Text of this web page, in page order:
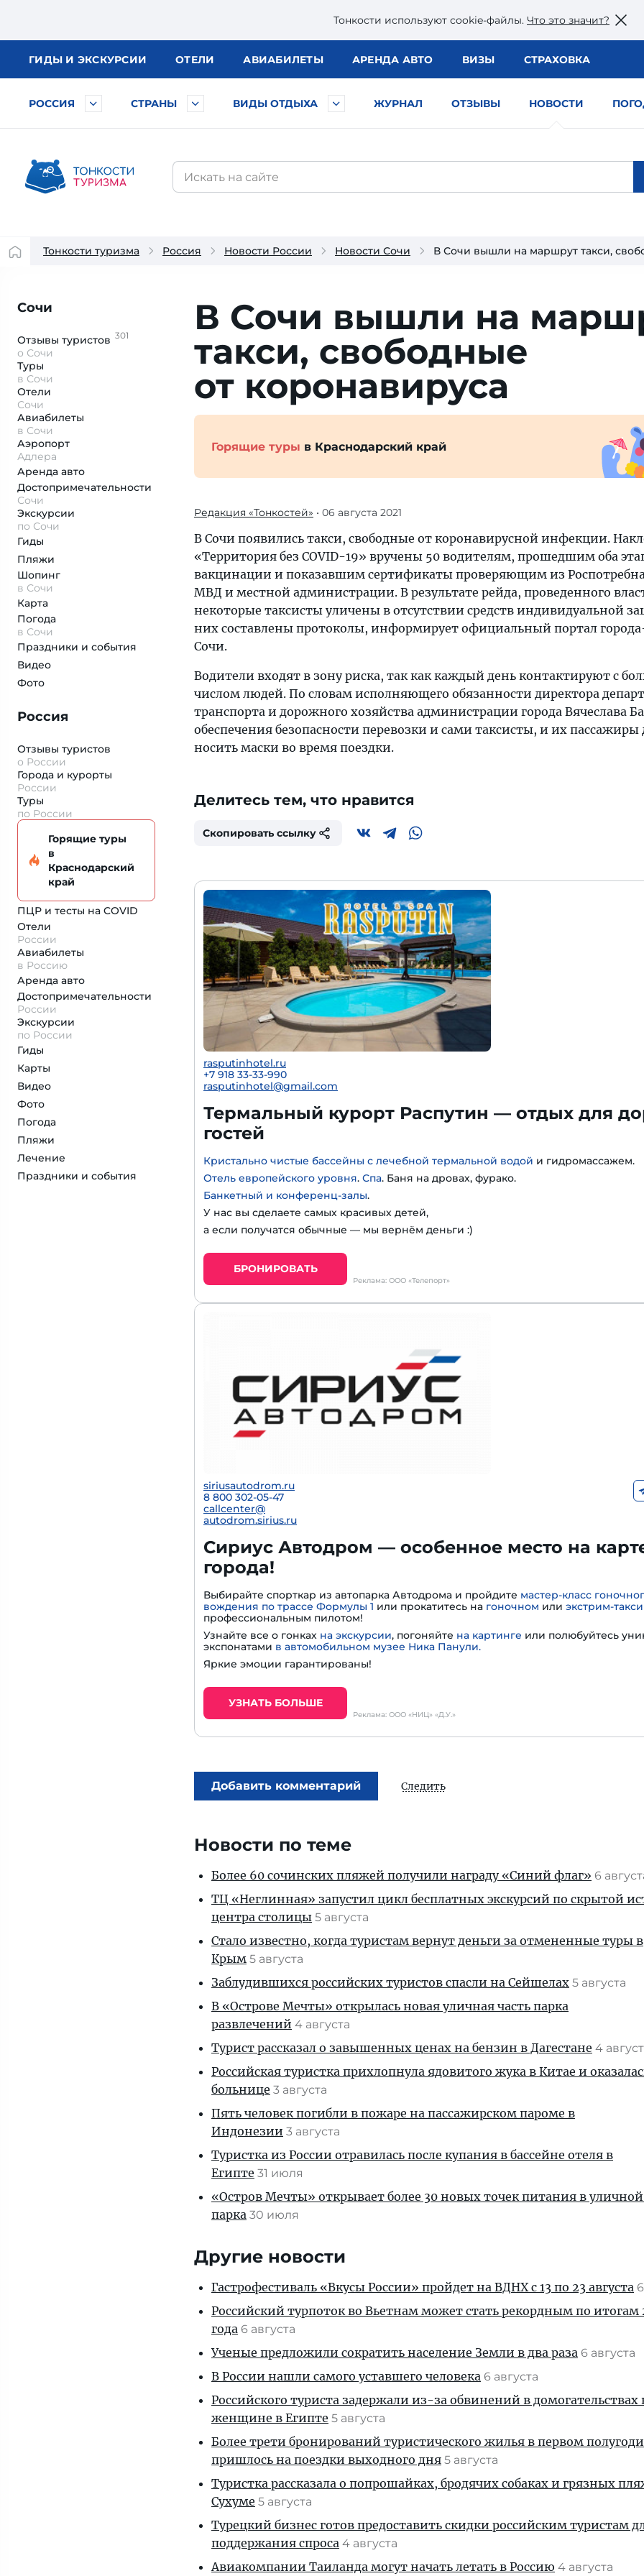
Тонкости используют сookie-файлы. Что это значит?
ГИДЫ И ЭКСКУРСИИ ОТЕЛИ АВИАБИЛЕТЫ АРЕНДА АВТО ВИЗЫ СТРАХОВКА
РОССИЯ СТРАНЫ ВИДЫ ОТДЫХА ЖУРНАЛ ОТЗЫВЫ НОВОСТИ
Тонкости туризма Россия Новости России Новости Сочи В Сочи вышли на маршрут такси,
Сочи
Отзывы туристов 301
о Сочи
Туры
в Сочи
Отели
Сочи
Авиабилеты
в Сочи
Аэропорт
Адлера
Аренда авто
Достопримеча­тельности
Сочи
Экскурсии
по Сочи
Гиды
Пляжи
Шопинг
в Сочи
Карта
Погода
в Сочи
Праздники и события
Видео
Фото
Россия
Отзывы туристов
о России
Города и курорты
России
Туры
по России
Горящие туры
в
Краснодарский
край
ПЦР и тесты на COVID
Отели
России
Авиабилеты
в Россию
Аренда авто
Достопримеча­тельности
России
Экскурсии
по России
Гиды
Карты
Видео
Фото
Погода
Пляжи
Лечение
Праздники и события
В Сочи вышли на
такси, свободные
от коронавируса
Горящие туры в Краснодарский край
Редакция «Тонкостей» • 06 августа 2021
В Сочи появились такси, свободные от коронавирусной инфекции.
«Территория без COVID-19» вручены 50 водителям, прошедшим оба
вакцинации и показавшим сертификаты проверяющим из
МВД и местной администрации. В результате рейда, проведенного
некоторые таксисты уличены в отсутствии средств индивидуальной
них составлены протоколы, информирует официальный портал
Сочи.
Водители входят в зону риска, так как каждый день контактируют с
числом людей. По словам исполняющего обязанности директора
транспорта и дорожного хозяйства администрации города Вячеслава
обеспечения безопасности перевозки и сами таксисты, и их
носить маски во время поездки.
Делитесь тем, что нравится
Скопировать ссылку
rasputinhotel.ru
+7 918 33-33-990
rasputinhotel@gmail.com
Термальный курорт Распутин — отдых для
гостей
Кристально чистые бассейны с лечебной термальной водой и гидромассажем.
Отель европейского уровня. Спа. Баня на дровах, фурако.
Банкетный и конференц-залы.
У нас вы сделаете самых красивых детей,
а если получатся обычные — мы вернём деньги :)
БРОНИРОВАТЬ
Реклама: ООО «Телепорт»
siriusautodrom.ru
8 800 302-05-47
callcenter@
autodrom.sirius.ru
Сириус Автодром — особенное место на
города!
Выбирайте спорткар из автопарка Автодрома и пройдите мастер-класс
вождения по трассе Формулы 1 или прокатитесь на гоночном или экстрим-такси
профессиональным пилотом!
Узнайте все о гонках на экскурсии, погоняйте на картинге или полюбуйтесь
экспонатами в автомобильном музее Ника Панули.
Яркие эмоции гарантированы!
УЗНАТЬ БОЛЬШЕ
Реклама: ООО «НИЦ» «Д.У.»
Добавить комментарий Следить
Новости по теме
Более 60 сочинских пляжей получили награду «Синий флаг» 6
ТЦ «Неглинная» запустил цикл бесплатных экскурсий по скрытой
центра столицы 5 августа
Стало известно, когда туристам вернут деньги за отмененные туры в
Крым 5 августа
Заблудившихся российских туристов спасли на Сейшелах 5 августа
В «Острове Мечты» открылась новая уличная часть парка
развлечений 4 августа
Турист рассказал о завышенных ценах на бензин в Дагестане 4
Российская туристка прихлопнула ядовитого жука в Китае и
больнице 3 августа
Пять человек погибли в пожаре на пассажирском пароме в
Индонезии 3 августа
Туристка из России отравилась после купания в бассейне отеля в
Египте 31 июля
«Остров Мечты» открывает более 30 новых точек питания в уличной
парка 30 июля
Другие новости
Гастрофестиваль «Вкусы России» пройдет на ВДНХ с 13 по 23 августа
Российский турпоток во Вьетнам может стать рекордным по итогам
года 6 августа
Ученые предложили сократить население Земли в два раза 6 августа
В России нашли самого уставшего человека 6 августа
Российского туриста задержали из-за обвинений в домогательствах
женщине в Египте 5 августа
Более трети бронирований туристического жилья в первом
пришлось на поездки выходного дня 5 августа
Туристка рассказала о попрошайках, бродячих собаках и грязных
Сухуме 5 августа
Турецкий бизнес готов предоставить скидки российским туристам
поддержания спроса 4 августа
Авиакомпании Таиланда могут начать летать в Россию 4 августа